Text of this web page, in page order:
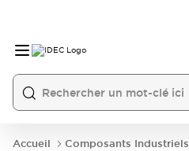
Accueil
Composants Industriels